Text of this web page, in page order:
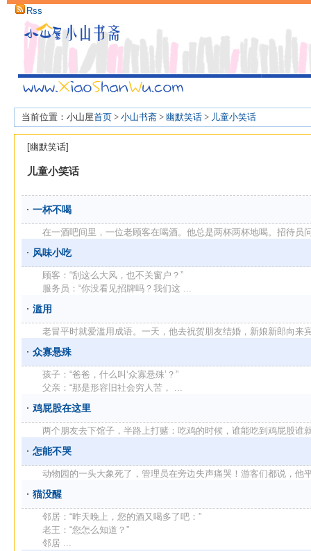
Rss
当前位置：小山屋首页 > 小山书斋 > 幽默笑话 > 儿童小笑话
[幽默笑话]
儿童小笑话
一杯不喝
在一酒吧间里，一位老顾客在喝酒。他总是两杯两杯地喝。招待员
风味小吃
顾客：“刮这么大风，也不关窗户？”
服务员：“你没看见招牌吗？我们这 ...
滥用
老冒平时就爱滥用成语。一天，他去祝贺朋友结婚，新娘新郎向来
众寡悬殊
孩子：“爸爸，什么叫‘众寡悬殊’？”
父亲：“那是形容旧社会穷人苦， ...
鸡屁股在这里
两个朋友去下馆子，半路上打赌：吃鸡的时候，谁能吃到鸡屁股谁
怎能不哭
动物园的一头大象死了，管理员在旁边失声痛哭！游客们都说，他
猫没醒
邻居：“昨天晚上，您的酒又喝多了吧：”
老王：“您怎么知道？”
邻居 ...